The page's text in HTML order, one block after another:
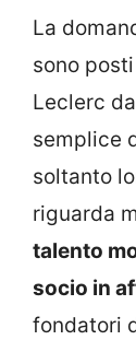
La
sono
Leclerc
semplice
soltanto
riguarda
talento
socio in
fondatori